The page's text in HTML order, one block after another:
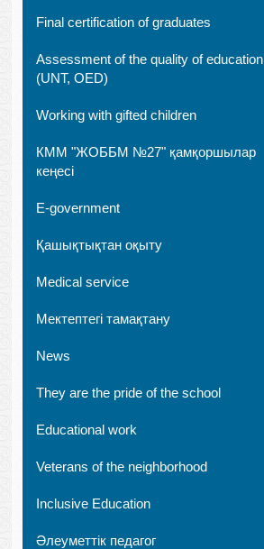
Final certification of graduates
Assessment of the quality of education
(UNT, OED)
Working with gifted children
КММ "ЖОББМ №27" қамқоршылар
кеңесі
E-government
Қашықтықтан оқыту
Medical service
Мектептегі тамақтану
News
They are the pride of the school
Educational work
Veterans of the neighborhood
Inclusive Education
Әлеуметтік педагог